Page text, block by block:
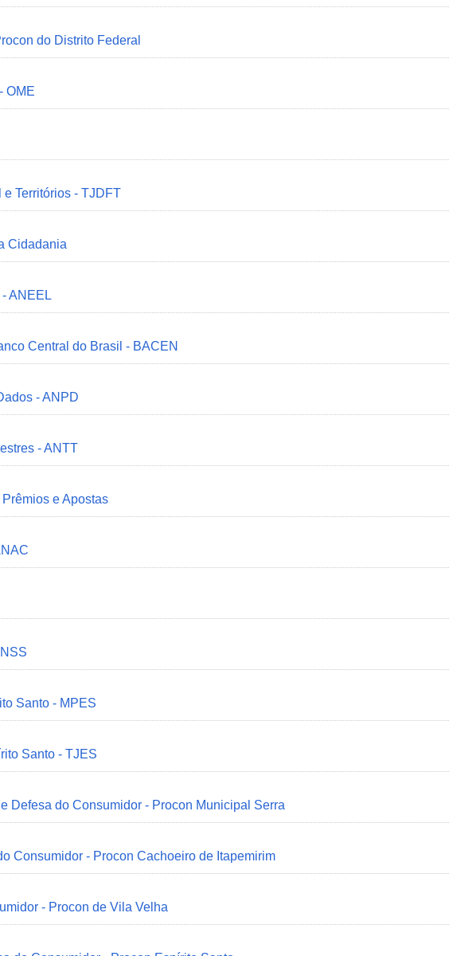
do Distrito Federal
OME
Territórios - TJDFT
Cidadania
ANEEL
Central do Brasil - BACEN
- ANPD
- ANTT
e Apostas
Santo - MPES
Santo - TJES
Defesa do Consumidor - Procon Municipal Serra
Consumidor - Procon Cachoeiro de Itapemirim
- Procon de Vila Velha